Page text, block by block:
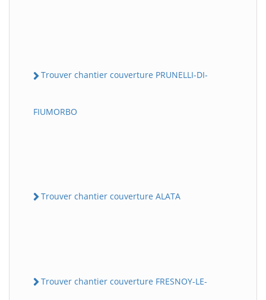
Trouver chantier couverture PRUNELLI-DI-
FIUMORBO
Trouver chantier couverture ALATA
Trouver chantier couverture FRESNOY-LE-